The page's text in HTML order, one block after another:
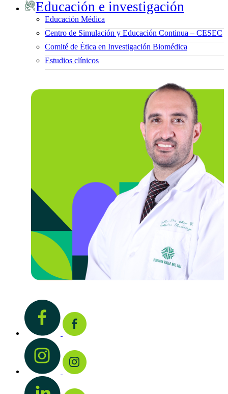
Educación e investigación
Educación Médica
Centro de Simulación y Educación Continua – CESEC
Comité de Ética en Investigación Biomédica
Estudios clínicos